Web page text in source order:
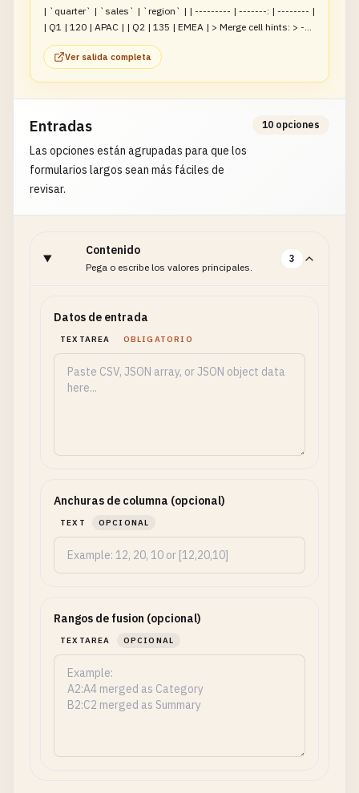
| `quarter` | `sales` | `region` | | --------- | -------: | -------- |
| Q1 | 120 | APAC | | Q2 | 135 | EMEA | > Merge cell hints: > -
A2:A3 merged as Half 1
Ver salida completa
Entradas
Las opciones están agrupadas para que los
formularios largos sean más fáciles de
revisar.
10 opciones
Contenido
Pega o escribe los valores principales.
3
Datos de entrada
TEXTAREA OBLIGATORIO
Anchuras de columna (opcional)
TEXT OPCIONAL
Rangos de fusion (opcional)
TEXTAREA OPCIONAL